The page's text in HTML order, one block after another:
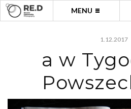
MENU
1.12.2017
a w